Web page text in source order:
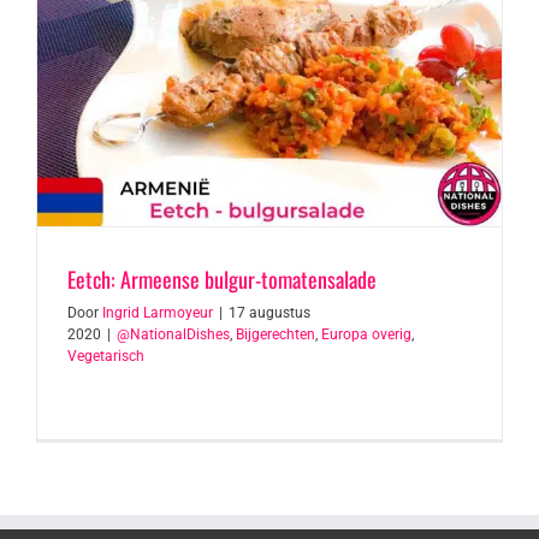
Eetch: Armeense bulgur-tomatensalade
Door Ingrid Larmoyeur
17 augustus
2020
@NationalDishes, Bijgerechten, Europa overig,
Vegetarisch